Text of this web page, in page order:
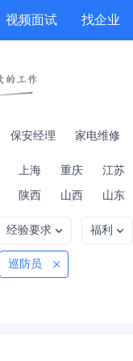
视频面试 找企业
保安经理 家电维修
上海 重庆 江苏
陕西 山西 山东
经验要求 福利
巡防员